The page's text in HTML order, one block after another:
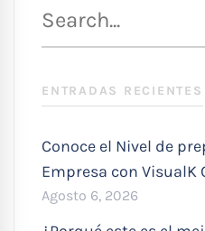
para
ENTRADAS RECIENTES
Conoce el Nivel de
Empresa con VisualK
Agosto 6, 2026